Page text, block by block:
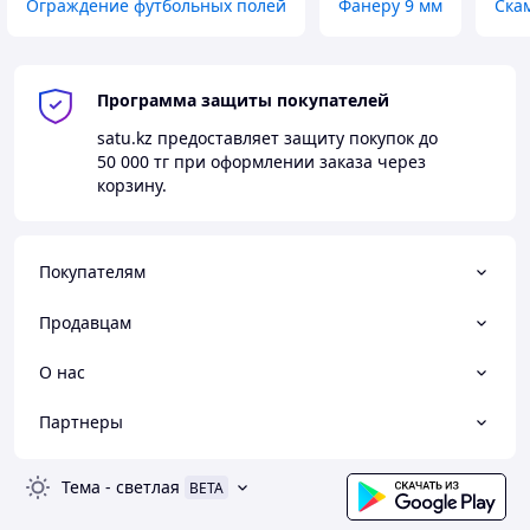
Ограждение футбольных полей Фанеру 9 мм
Программа защиты покупателей
satu.kz предоставляет защиту покупок до
50 000 тг при оформлении заказа через
корзину.
Покупателям
Продавцам
О нас
Партнеры
Тема - светлая BETA